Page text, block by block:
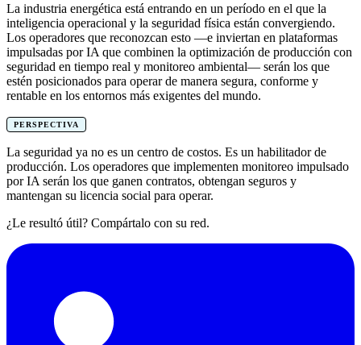
La industria energética está entrando en un período en el que la
inteligencia operacional y la seguridad física están convergiendo.
Los operadores que reconozcan esto —e inviertan en plataformas
impulsadas por IA que combinen la optimización de producción con
seguridad en tiempo real y monitoreo ambiental— serán los que
estén posicionados para operar de manera segura, conforme y
rentable en los entornos más exigentes del mundo.
PERSPECTIVA
La seguridad ya no es un centro de costos. Es un habilitador de
producción. Los operadores que implementen monitoreo impulsado
por IA serán los que ganen contratos, obtengan seguros y
mantengan su licencia social para operar.
¿Le resultó útil? Compártalo con su red.